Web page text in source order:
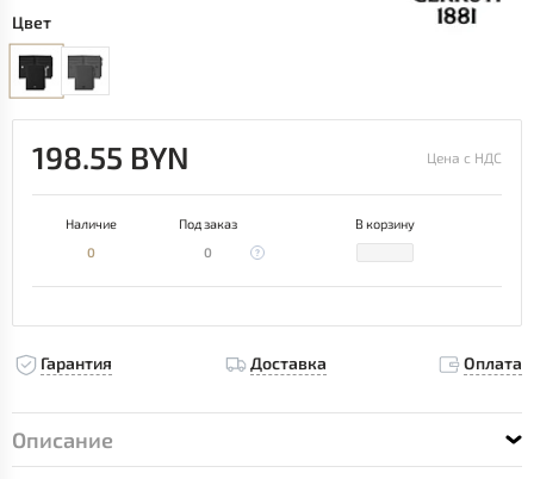
Цвет
198.55 BYN Цена с НДС
Наличие Под заказ
В корзину
0
0
Гарантия Доставка Оплата
Описание